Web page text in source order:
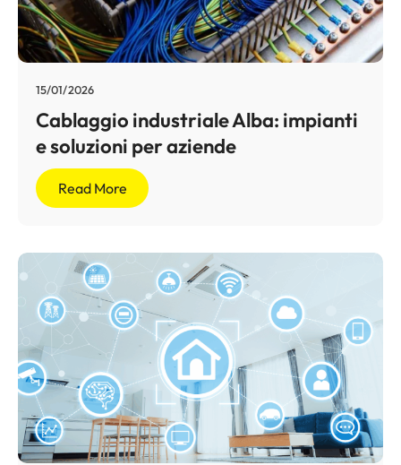
15/01/2026
Cablaggio industriale Alba: impianti
e soluzioni per aziende
Read More